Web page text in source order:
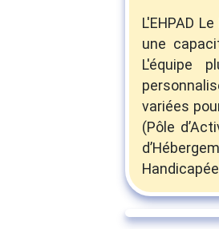
L'EHPAD
une
L'équipe
variées
(Pôle